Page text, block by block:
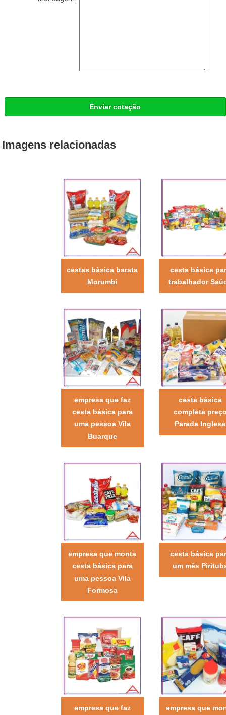
Enviar cotação
Imagens relacionadas
cestas básica barata
Morumbi
cesta básica
trabalhador
empresa que faz
cesta básica para
uma pessoa Vila
Buarque
cesta básica
completa
Parada Inglesa
empresa que monta
cesta básica para
uma pessoa Vila
Formosa
cesta básica
um mês
empresa que faz
empresa que